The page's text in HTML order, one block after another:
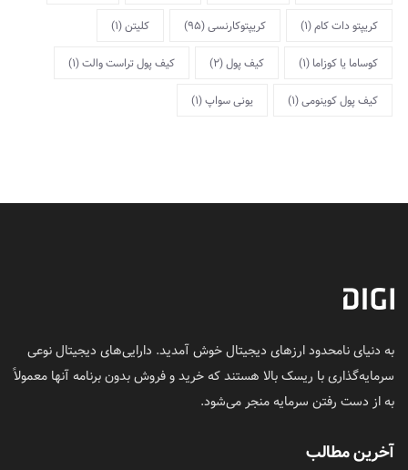
کریپتو دات کام(1) کریپتوکارنسی(95) کلیتن(1)
کوساما یا کوزاما (1) کیف پول(2) کیف پول تراست والت(1)
کیف پول کوینومی(1) یونی سواپ(1)
به دنیای نامحدود ارزهای دیجیتال خوش آمدید. دارایی‌های دیجیتال نوعی
سرمایه‌گذاری با ریسک بالا هستند که خرید و فروش بدون برنامه آنها معمولاً
به از دست رفتن سرمایه منجر می‌شود.
آخرین مطالب